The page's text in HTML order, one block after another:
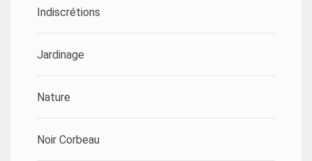
Indiscrétions
Jardinage
Nature
Noir Corbeau